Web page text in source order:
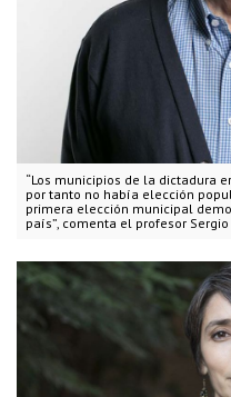
“Los municipios de la dictadura
por tanto no había elección
primera elección municipal
país”, comenta el profesor